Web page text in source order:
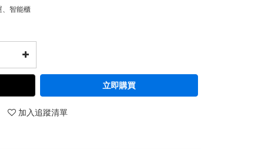
、智能櫃
立即購買
加入追蹤清單